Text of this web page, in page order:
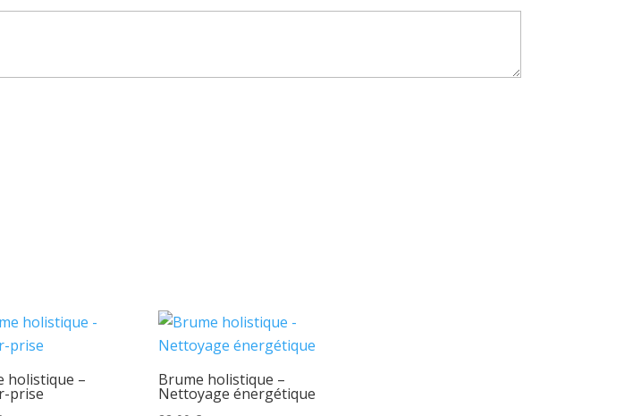
holistique –
prise
Brume holistique –
Nettoyage énergétique